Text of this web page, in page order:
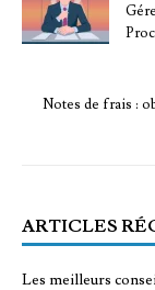
Notes de frais :
ARTICLES
Les meilleurs